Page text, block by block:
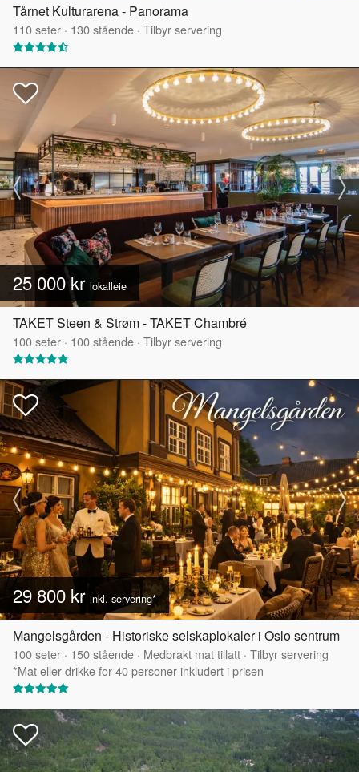
Tårnet Kulturarena - Panorama
110seter · 130stående · Tilbyr servering
25 000 kr lokalleie
TAKET Steen & Strøm - TAKET Chambré
100seter · 100stående · Tilbyr servering
29 800 kr inkl. servering*
Mangelsgården - Historiske selskaplokaler i Oslo sentrum
100seter · 150stående · Medbrakt mat tillatt · Tilbyr servering
*Mat eller drikke for 40 personer inkludert i prisen